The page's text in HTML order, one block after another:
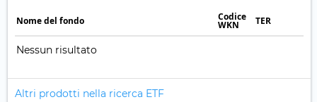
Nome del fondo Codice
WKN TER
Nessun risultato
Altri prodotti nella ricerca ETF